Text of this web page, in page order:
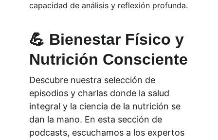
capacidad de análisis y reflexión profunda.
💪 Bienestar Físico y
Nutrición Consciente
Descubre nuestra selección de
episodios y charlas donde la salud
integral y la ciencia de la nutrición se
dan la mano. En esta sección de
podcasts, escuchamos a los expertos